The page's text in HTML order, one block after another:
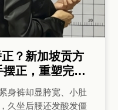
？新加坡贡方
正，重塑完美
身裤却显胯宽、小肚
久坐后腰还发酸发僵